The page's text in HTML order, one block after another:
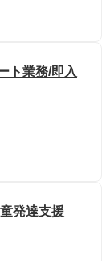
ト業務/即入
発達支援